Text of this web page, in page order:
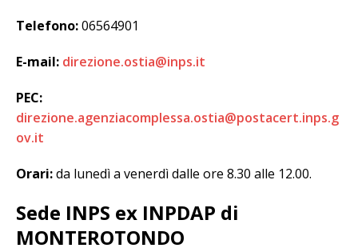
Telefono:06564901
E-mail: direzione.ostia@inps.it
PEC:
direzione.agenziacomplessa.ostia@postacert.inps.g
ov.it
Orari:da lunedì a venerdì dalle ore 8.30 alle 12.00.
Sede INPS ex INPDAP di
MONTEROTONDO